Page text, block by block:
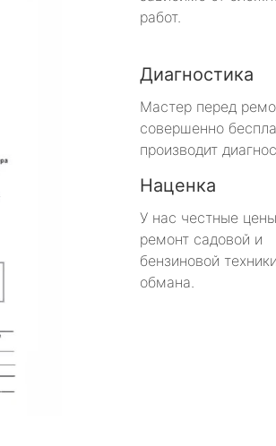
работ.
Диагностика
Мастер перед
совершенно
производит
Наценка
У нас честные
ремонт садовой и
бензиновой
обмана.